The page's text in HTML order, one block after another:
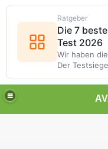
Ratgeber
Die 7
Test 2026
Wir haben
Der